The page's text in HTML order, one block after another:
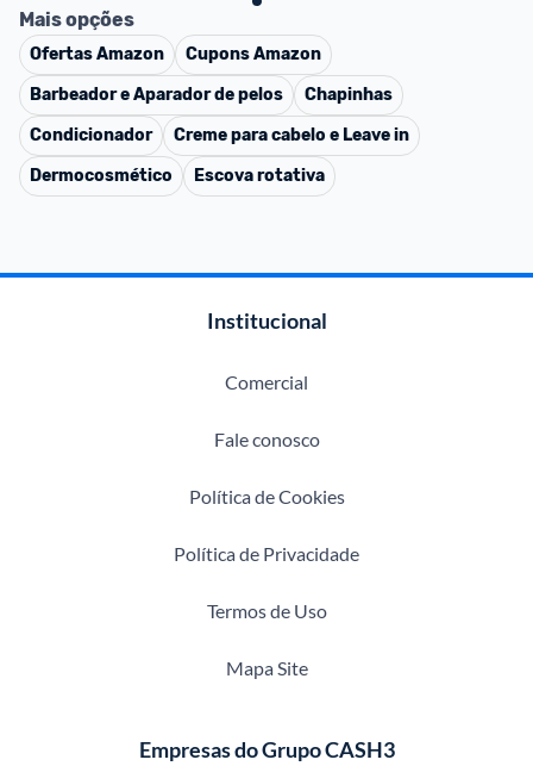
Mais opções
OfertasAmazon CuponsAmazon
Barbeador e Aparador de pelos
Chapinhas
Condicionador
Creme para cabelo e Leave in
Dermocosmético
Escova rotativa
Institucional
Comercial
Fale conosco
Política de Cookies
Política de Privacidade
Termos de Uso
Mapa Site
Empresas do Grupo CASH3